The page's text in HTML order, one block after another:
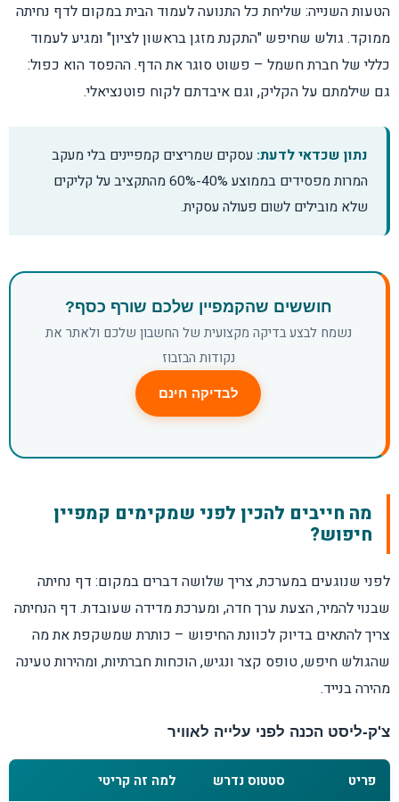
הטעות השנייה: שליחת כל התנועה לעמוד הבית במקום לדף נחיתה
ממוקד. גולש שחיפש "התקנת מזגן בראשון לציון" ומגיע לעמוד
כללי של חברת חשמל – פשוט סוגר את הדף. ההפסד הוא כפול:
גם שילמתם על הקליק, וגם איבדתם לקוח פוטנציאלי.
נתון שכדאי לדעת: עסקים שמריצים קמפיינים בלי מעקב
המרות מפסידים בממוצע 40%-60% מהתקציב על קליקים
שלא מובילים לשום פעולה עסקית.
חוששים שהקמפיין שלכם שורף כסף?
נשמח לבצע בדיקה מקצועית של החשבון שלכם ולאתר את
נקודות הבזבוז
לבדיקה חינם
מה חייבים להכין לפני שמקימים קמפיין
חיפוש?
לפני שנוגעים במערכת, צריך שלושה דברים במקום: דף נחיתה
שבנוי להמיר, הצעת ערך חדה, ומערכת מדידה שעובדת. דף הנחיתה
צריך להתאים בדיוק לכוונת החיפוש – כותרת שמשקפת את מה
שהגולש חיפש, טופס קצר ונגיש, הוכחות חברתיות, ומהירות טעינה
מהירה בנייד.
צ'ק-ליסט הכנה לפני עלייה לאוויר
פריט סטטוס נדרש למה זה קריטי